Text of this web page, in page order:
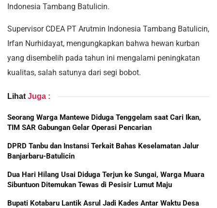
Indonesia Tambang Batulicin.
Supervisor CDEA PT Arutmin Indonesia Tambang Batulicin,
Irfan Nurhidayat, mengungkapkan bahwa hewan kurban
yang disembelih pada tahun ini mengalami peningkatan
kualitas, salah satunya dari segi bobot.
Lihat Juga :
Seorang Warga Mantewe Diduga Tenggelam saat Cari Ikan,
TIM SAR Gabungan Gelar Operasi Pencarian
DPRD Tanbu dan Instansi Terkait Bahas Keselamatan Jalur
Banjarbaru-Batulicin
Dua Hari Hilang Usai Diduga Terjun ke Sungai, Warga Muara
Sibuntuon Ditemukan Tewas di Pesisir Lumut Maju
Bupati Kotabaru Lantik Asrul Jadi Kades Antar Waktu Desa